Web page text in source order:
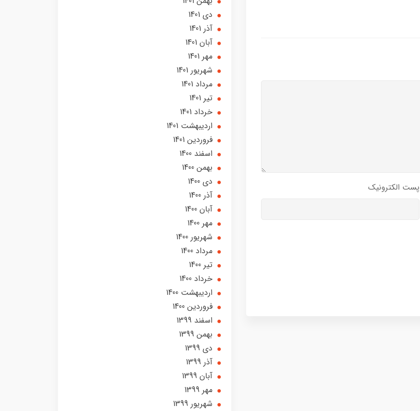
پست الکترونیک
دی 1401
آذر 1401
آبان 1401
مهر 1401
شهریور 1401
مرداد 1401
تير 1401
خرداد 1401
ارديبهشت 1401
فروردین 1401
اسفند 1400
بهمن 1400
دی 1400
آذر 1400
آبان 1400
مهر 1400
شهریور 1400
مرداد 1400
تير 1400
خرداد 1400
ارديبهشت 1400
فروردین 1400
اسفند 1399
بهمن 1399
دی 1399
آذر 1399
آبان 1399
مهر 1399
شهریور 1399